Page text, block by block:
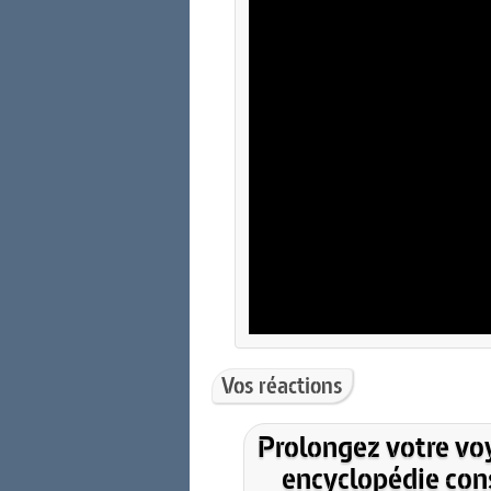
Vos réactions
Prolongez votre
encyclopédie